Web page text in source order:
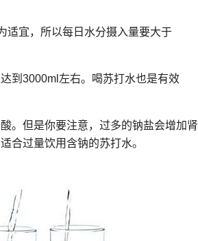
适宜，所以每日水分摄入量要大于
到3000ml左右。喝苏打水也是有效
。但是你要注意，过多的钠盐会增加肾
合过量饮用含钠的苏打水。